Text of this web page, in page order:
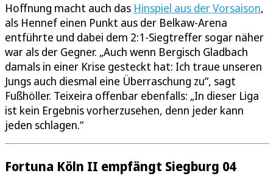
Hoffnung macht auch das Hinspiel aus der Vorsaison,
als Hennef einen Punkt aus der Belkaw-Arena
entführte und dabei dem 2:1-Siegtreffer sogar näher
war als der Gegner. „Auch wenn Bergisch Gladbach
damals in einer Krise gesteckt hat: Ich traue unseren
Jungs auch diesmal eine Überraschung zu“, sagt
Fußhöller. Teixeira offenbar ebenfalls: „In dieser Liga
ist kein Ergebnis vorherzusehen, denn jeder kann
jeden schlagen.“
Fortuna Köln II empfängt Siegburg 04